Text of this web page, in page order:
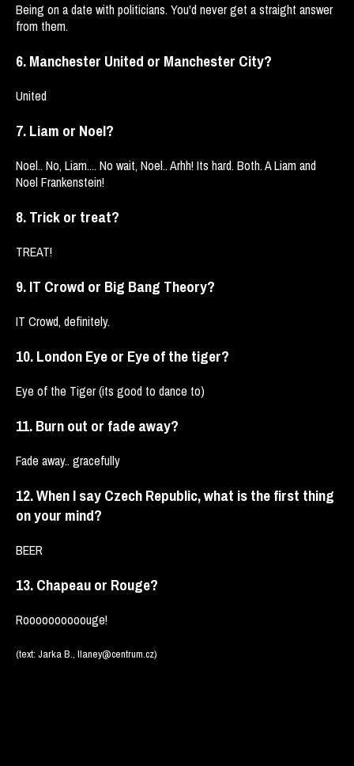
Being on a date with politicians. You'd never get a straight answer
from them.
6. Manchester United or Manchester City?
United
7. Liam or Noel?
Noel.. No, Liam.... No wait, Noel.. Arhh! Its hard. Both. A Liam and
Noel Frankenstein!
8. Trick or treat?
TREAT!
9. IT Crowd or Big Bang Theory?
IT Crowd, definitely.
10. London Eye or Eye of the tiger?
Eye of the Tiger (its good to dance to)
11. Burn out or fade away?
Fade away.. gracefully
12. When I say Czech Republic, what is the first thing
on your mind?
BEER
13. Chapeau or Rouge?
Roooooooooouge!
(text: Jarka B., llaney@centrum.cz)